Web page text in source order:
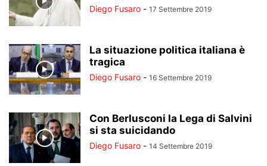
Diego Fusaro - 17 Settembre 2019
La situazione politica italiana è
tragica
Diego Fusaro - 16 Settembre 2019
Con Berlusconi la Lega di Salvini
si sta suicidando
Diego Fusaro - 14 Settembre 2019